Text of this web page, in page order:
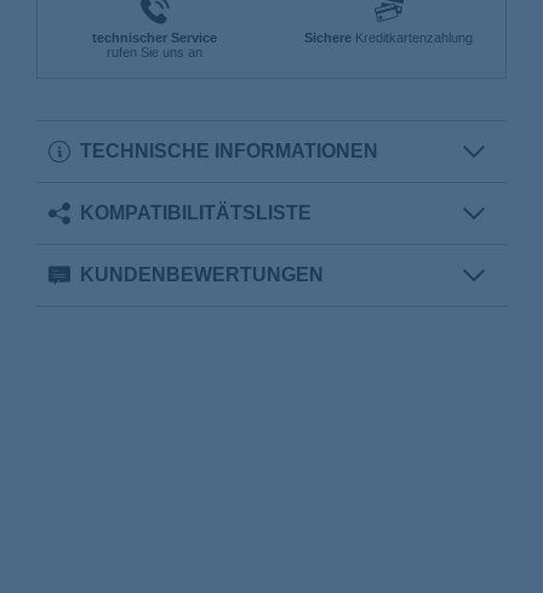
technischer Service
rufen Sie uns an
Sichere Kreditkartenzahlung
TECHNISCHE INFORMATIONEN
KOMPATIBILITÄTSLISTE
KUNDENBEWERTUNGEN